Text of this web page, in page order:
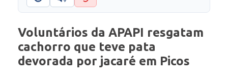
Voluntários da APAPI resgatam
cachorro que teve pata
devorada por jacaré em Picos